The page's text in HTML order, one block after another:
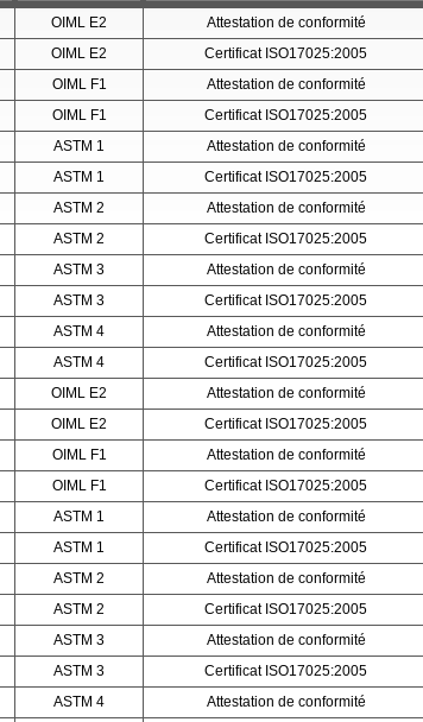
OIML E2 Attestation de conformité
OIML E2 Certificat ISO17025:2005
OIML F1 Attestation de conformité
OIML F1 Certificat ISO17025:2005
ASTM 1 Attestation de conformité
ASTM 1 Certificat ISO17025:2005
ASTM 2 Attestation de conformité
ASTM 2 Certificat ISO17025:2005
ASTM 3 Attestation de conformité
ASTM 3 Certificat ISO17025:2005
ASTM 4 Attestation de conformité
ASTM 4 Certificat ISO17025:2005
OIML E2 Attestation de conformité
OIML E2 Certificat ISO17025:2005
OIML F1 Attestation de conformité
OIML F1 Certificat ISO17025:2005
ASTM 1 Attestation de conformité
ASTM 1 Certificat ISO17025:2005
ASTM 2 Attestation de conformité
ASTM 2 Certificat ISO17025:2005
ASTM 3 Attestation de conformité
ASTM 3 Certificat ISO17025:2005
ASTM 4 Attestation de conformité